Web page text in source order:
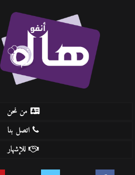
من نحن
اتصل بنا
للإشهار